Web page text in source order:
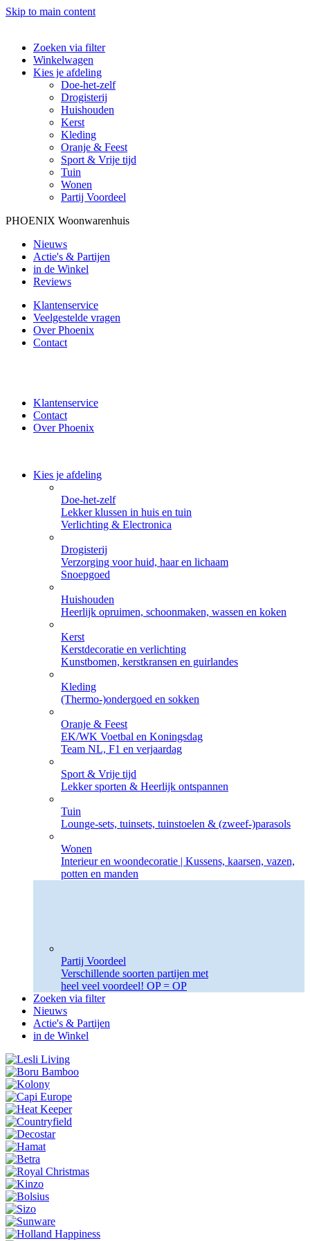
Skip to main content
Zoeken via filter
Winkelwagen
Kies je afdeling
Doe-het-zelf
Drogisterij
Huishouden
Kerst
Kleding
Oranje & Feest
Sport & Vrije tijd
Tuin
Wonen
Partij Voordeel
PHOENIX Woonwarenhuis
Nieuws
Actie's & Partijen
in de Winkel
Reviews
Klantenservice
Veelgestelde vragen
Over Phoenix
Contact
Klantenservice
Contact
Over Phoenix
Kies je afdeling
Doe-het-zelf
Lekker klussen in huis en tuin
Verlichting & Electronica
Drogisterij
Verzorging voor huid, haar en lichaam
Snoepgoed
Huishouden
Heerlijk opruimen, schoonmaken, wassen en koken
Kerst
Kerstdecoratie en verlichting
Kunstbomen, kerstkransen en guirlandes
Kleding
(Thermo-)ondergoed en sokken
Oranje & Feest
EK/WK Voetbal en Koningsdag
Team NL, F1 en verjaardag
Sport & Vrije tijd
Lekker sporten & Heerlijk ontspannen
Tuin
Lounge-sets, tuinsets, tuinstoelen & (zweef-)parasols
Wonen
Interieur en woondecoratie | Kussens, kaarsen, vazen,
potten en manden
Partij Voordeel
Verschillende soorten partijen met
heel veel voordeel! OP = OP
Zoeken via filter
Nieuws
Actie's & Partijen
in de Winkel